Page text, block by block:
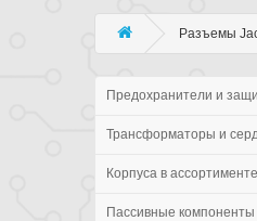
Разъeмы
Предохранители и
Трансформаторы и
Корпуса в ассортименте
Пассивные компоненты